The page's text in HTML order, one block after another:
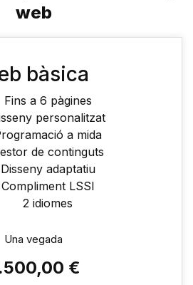
web
bàsica
Fins a 6 pàgines
personalitzat
a mida
de continguts
Disseny adaptatiu
Compliment LSSI
2 idiomes
Una vegada
€